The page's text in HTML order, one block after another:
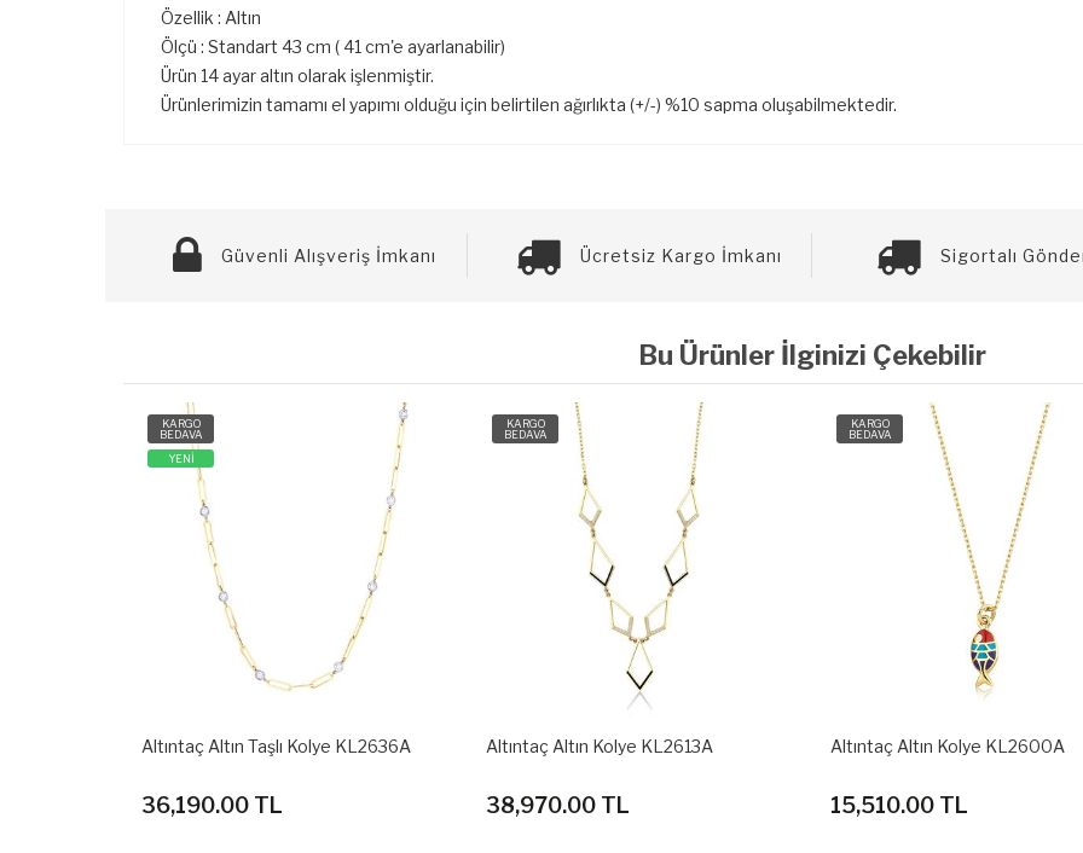
Özellik : Altın
Ölçü : Standart 43 cm ( 41 cm'e ayarlanabilir)
Ürün 14 ayar altın olarak işlenmiştir.
Ürünlerimizin tamamı el yapımı olduğu için belirtilen ağırlıkta (+/-) %10 sapma oluşabilmektedir.
Güvenli Alışveriş İmkanı Ücretsiz Kargo İmkanı Sigortalı
Bu Ürünler İlginizi Çekebilir
KARGO
BEDAVA
Altıntaç Altın Kolye KL2613A
38,970.00 TL
KARGO
BEDAVA
Altıntaç Altın Kolye KL2600A
15,510.00 TL
KARGO
BEDAVA
Altıntaç Altın Kolye KL2582A
175,360.00 TL